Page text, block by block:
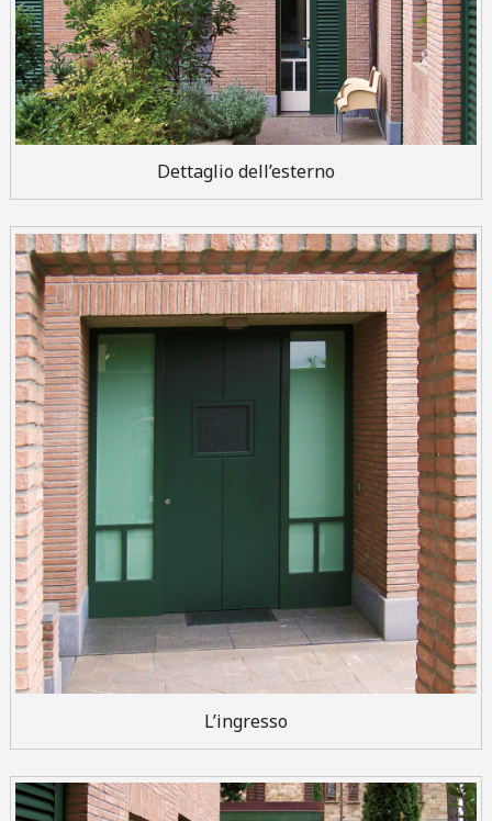
Dettaglio dell’esterno
L’ingresso